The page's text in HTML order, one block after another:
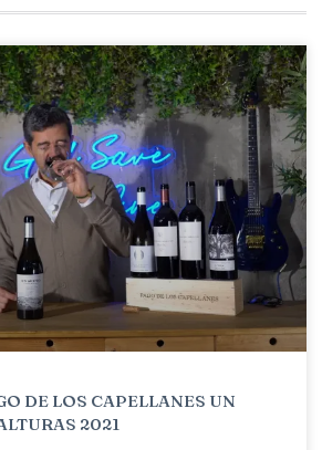
DE LOS CAPELLANES UN
2021